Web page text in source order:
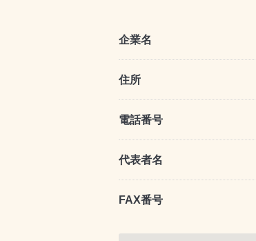
企業名
住所
電話番号
代表者名
FAX番号